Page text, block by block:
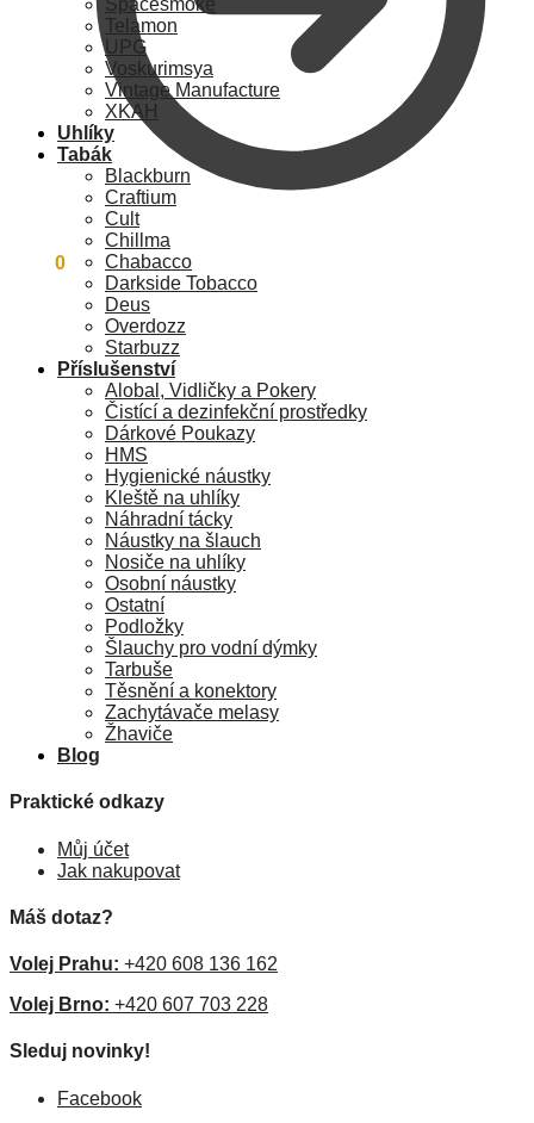
0
Spacesmoke
Telamon
UPG
Voskurimsya
Vintage Manufacture
XKAH
Uhlíky
Tabák
Blackburn
Craftium
Cult
Chillma
Chabacco
Darkside Tobacco
Deus
Overdozz
Starbuzz
Příslušenství
Alobal, Vidličky a Pokery
Čistící a dezinfekční prostředky
Dárkové Poukazy
HMS
Hygienické náustky
Kleště na uhlíky
Náhradní tácky
Náustky na šlauch
Nosiče na uhlíky
Osobní náustky
Ostatní
Podložky
Šlauchy pro vodní dýmky
Tarbuše
Těsnění a konektory
Zachytávače melasy
Žhaviče
Blog
Praktické odkazy
Můj účet
Jak nakupovat
Máš dotaz?
Volej Prahu: +420 608 136 162
Volej Brno: +420 607 703 228
Sleduj novinky!
Facebook